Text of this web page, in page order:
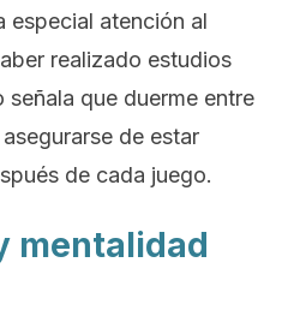
especial atención al
realizado estudios
señala que duerme entre
de estar
de cada juego.
mentalidad